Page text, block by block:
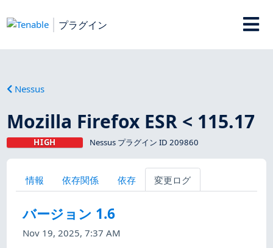
プラグイン
Nessus
Mozilla Firefox ESR < 115.17
HIGH Nessus プラグイン ID 209860
情報 依存関係 依存 変更ログ
バージョン 1.6
Nov 19, 2025, 7:37 AM